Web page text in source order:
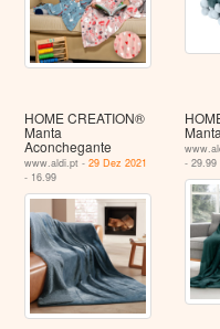
HOME CREATION®
Manta
Aconchegante
www.aldi.pt -29 Dez 2021
- 16.99
- 29.99